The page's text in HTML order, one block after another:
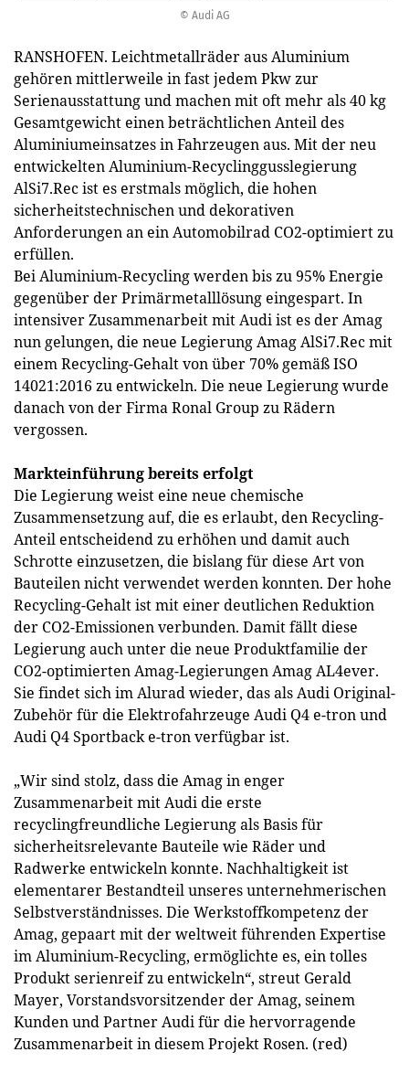
© Audi AG
RANSHOFEN. Leichtmetallräder aus Aluminium
gehören mittlerweile in fast jedem Pkw zur
Serienausstattung und machen mit oft mehr als 40 kg
Gesamtgewicht einen beträchtlichen Anteil des
Aluminiumeinsatzes in Fahrzeugen aus. Mit der neu
entwickelten Aluminium-Recyclinggusslegierung
AlSi7.Rec ist es erstmals möglich, die hohen
sicherheitstechnischen und dekorativen
Anforderungen an ein Automobilrad CO2-optimiert zu
erfüllen.
Bei Aluminium-Recycling werden bis zu 95% Energie
gegenüber der Primärmetalllösung eingespart. In
intensiver Zusammenarbeit mit Audi ist es der Amag
nun gelungen, die neue Legierung Amag AlSi7.Rec mit
einem Recycling-Gehalt von über 70% gemäß ISO
14021:2016 zu entwickeln. Die neue Legierung wurde
danach von der Firma Ronal Group zu Rädern
vergossen.
Markteinführung bereits erfolgt
Die Legierung weist eine neue chemische
Zusammensetzung auf, die es erlaubt, den Recycling-
Anteil entscheidend zu erhöhen und damit auch
Schrotte einzusetzen, die bislang für diese Art von
Bauteilen nicht verwendet werden konnten. Der hohe
Recycling-Gehalt ist mit einer deutlichen Reduktion
der CO2-Emissionen verbunden. Damit fällt diese
Legierung auch unter die neue Produktfamilie der
CO2-optimierten Amag-Legierungen Amag AL4ever.
Sie findet sich im Alurad wieder, das als Audi Original-
Zubehör für die Elektrofahrzeuge Audi Q4 e-tron und
Audi Q4 Sportback e-tron verfügbar ist.
„Wir sind stolz, dass die Amag in enger
Zusammenarbeit mit Audi die erste
recyclingfreundliche Legierung als Basis für
sicherheitsrelevante Bauteile wie Räder und
Radwerke entwickeln konnte. Nachhaltigkeit ist
elementarer Bestandteil unseres unternehmerischen
Selbstverständnisses. Die Werkstoffkompetenz der
Amag, gepaart mit der weltweit führenden Expertise
im Aluminium-Recycling, ermöglichte es, ein tolles
Produkt serienreif zu entwickeln“, streut Gerald
Mayer, Vorstandsvorsitzender der Amag, seinem
Kunden und Partner Audi für die hervorragende
Zusammenarbeit in diesem Projekt Rosen. (red)